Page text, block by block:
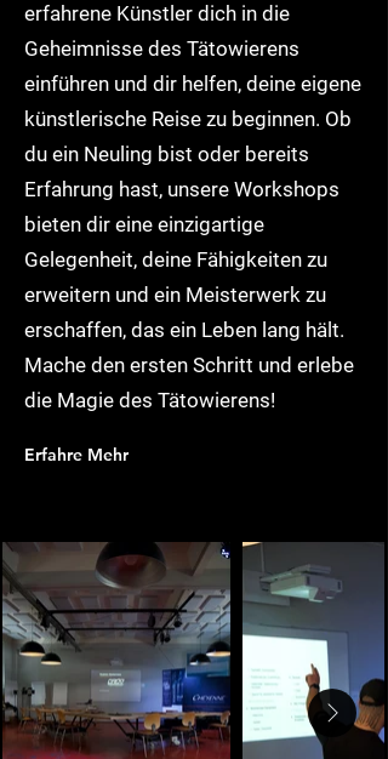
erfahrene Künstler dich in die
Geheimnisse des Tätowierens
einführen und dir helfen, deine eigene
künstlerische Reise zu beginnen. Ob
du ein Neuling bist oder bereits
Erfahrung hast, unsere Workshops
bieten dir eine einzigartige
Gelegenheit, deine Fähigkeiten zu
erweitern und ein Meisterwerk zu
erschaffen, das ein Leben lang hält.
Mache den ersten Schritt und erlebe
die Magie des Tätowierens!​​​
Erfahre Mehr